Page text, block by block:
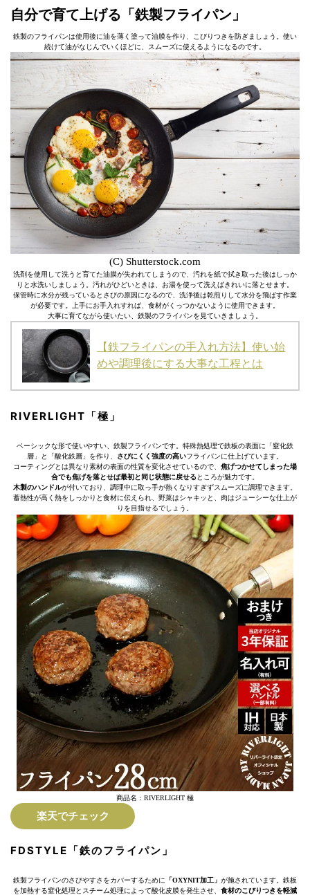
自分で育て上げる「鉄製フライパン」
鉄製のフライパンは使用後に油を薄く塗って油膜を作り、こびりつきを防ぎましょう。使い
続けて油がなじんでいくほどに、スムーズに使えるようになるのです。
(C) Shutterstock.com
洗剤を使用して洗うと育てた油膜が失われてしまうので、汚れを紙で拭き取った後はしっか
りと水洗いしましょう。汚れがひどいときは、お湯を使って洗えばきれいに落とせます。
保管時に水分が残っているとさびの原因になるので、洗浄後は乾煎りして水分を飛ばす作業
が必要です。上手にお手入れすれば、食材がくっつかないように使用できます。
大事に育てながら使いたい、鉄製のフライパンを見ていきましょう。
【鉄フライパンの手入れ方法】使い始
めや調理後にする大事な工程とは
RIVERLIGHT「極」
ベーシックな形で使いやすい、鉄製フライパンです。特殊熱処理で鉄板の表面に「窒化鉄
層」と「酸化鉄層」を作り、 さびにくく強度の高いフライパンに仕上げています。
コーティングとは異なり素材の表面の性質を変化させているので、 焦げつかせてしまった場
合でも焦げを落とせば最初と同じ状態に戻せる ところが魅力です。
木製のハンドルが付いており、調理中に取っ手が熱くなりすぎずスムーズに調理できます。
蓄熱性が高く熱をしっかりと食材に伝えられ、野菜はシャキッと、肉はジューシーな仕上が
りを目指せるでしょう。
商品名：RIVERLIGHT 極
楽天でチェック
FDSTYLE「鉄のフライパン」
鉄製フライパンのさびやすさをカバーするために 「OXYNIT加工」 が施されています。鉄板
を加熱する窒化処理とスチーム処理によって酸化皮膜を発生させ、 食材のこびりつきを軽減